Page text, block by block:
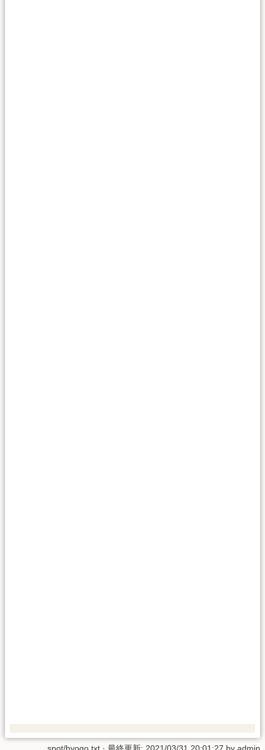
spot/hyogo.txt · 最終更新: 2021/03/31 20:01:27 by admin